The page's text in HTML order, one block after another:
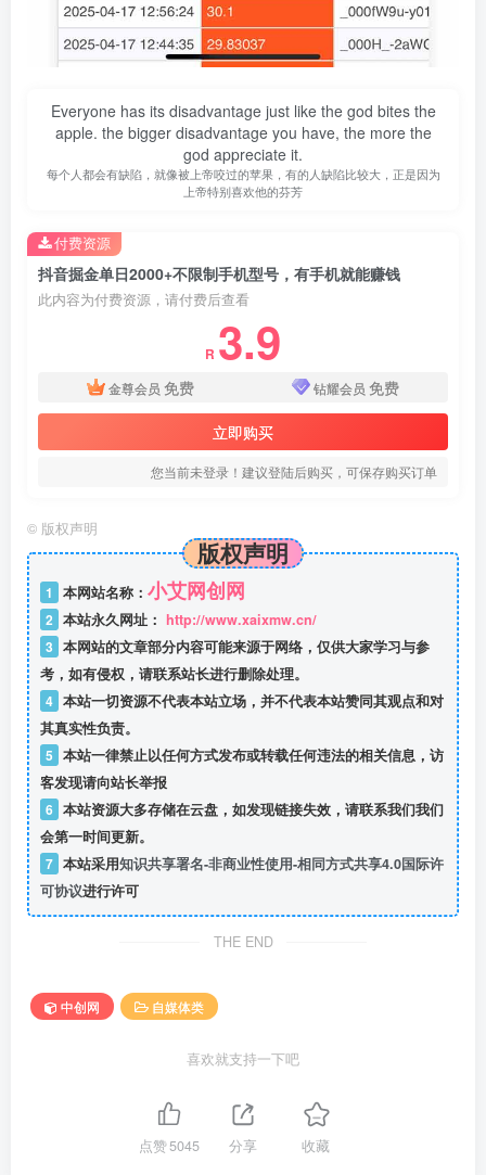
Everyone has its disadvantage just like the god bites the
apple. the bigger disadvantage you have, the more the
god appreciate it.
每个人都会有缺陷，就像被上帝咬过的苹果，有的人缺陷比较大，正是因为
上帝特别喜欢他的芬芳
抖音掘金单日2000+不限制手机型号，有手机就能赚钱
此内容为付费资源，请付费后查看
R 3.9
金尊会员 免费 钻耀会员 免费
立即购买
您当前未登录！建议登陆后购买，可保存购买订单
付费资源
© 版权声明
版权声明
1 本网站名称： 小艾网创网
2 本站永久网址： http://www.xaixmw.cn/
3 本网站的文章部分内容可能来源于网络，仅供大家学习与参
考，如有侵权，请联系站长进行删除处理。
4 本站一切资源不代表本站立场，并不代表本站赞同其观点和对
其真实性负责。
5 本站一律禁止以任何方式发布或转载任何违法的相关信息，访
客发现请向站长举报
6 本站资源大多存储在云盘，如发现链接失效，请联系我们我们
会第一时间更新。
7 本站采用知识共享署名-非商业性使用-相同方式共享4.0国际许
可协议进行许可
THE END
中创网 自媒体类
喜欢就支持一下吧
点赞5045 分享 收藏